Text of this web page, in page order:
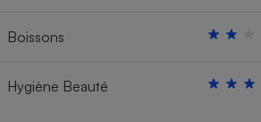
Boissons
Hygiène Beauté